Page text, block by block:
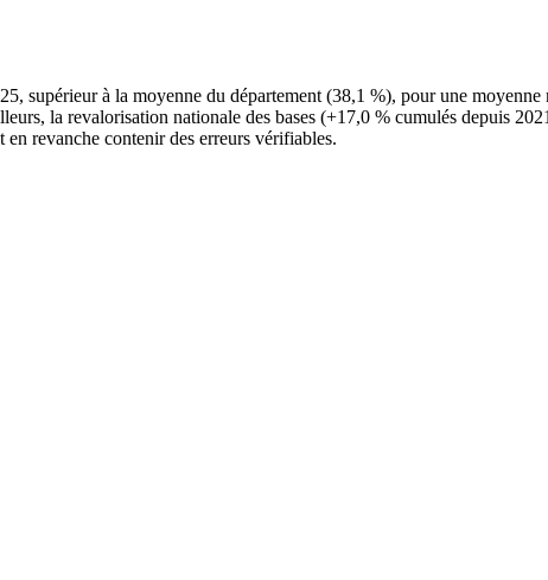
supérieur à la moyenne du département (38,1 %), pour une
la revalorisation nationale des bases (+17,0 % cumulés depuis
en revanche contenir des erreurs vérifiables.